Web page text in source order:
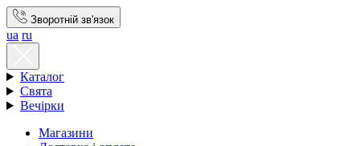
Зворотній зв'язок
ua ru
Каталог
Свята
Вечірки
Магазини